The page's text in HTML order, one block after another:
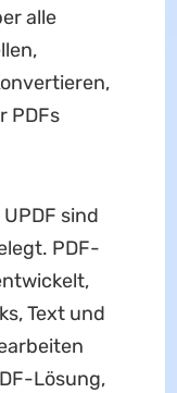
alle
PDFs
sind
PDF-
Text und
Lösung,